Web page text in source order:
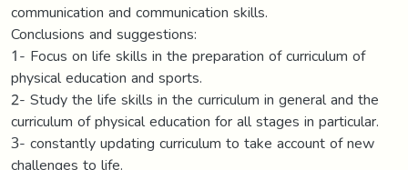
communication and communication skills.
Conclusions and suggestions:
1- Focus on life skills in the preparation of curriculum of
physical education and sports.
2- Study the life skills in the curriculum in general and the
curriculum of physical education for all stages in particular.
3- constantly updating curriculum to take account of new